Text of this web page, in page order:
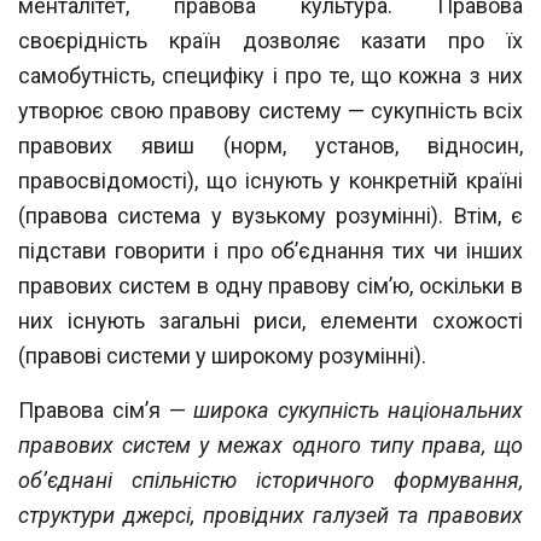
менталітет, правова культура. Правова
своєрідність країн дозволяє казати про їх
самобутність, специфіку і про те, що кожна з них
утворює свою правову систему — сукупність всіх
правових явиш (норм, установ, відносин,
правосвідомості), що існують у конкретній країні
(правова система у вузькому розумінні). Втім, є
підстави говорити і про об’єднаннятих чи інших
правових систем в одну правову сім’ю, оскільки в
них існують загальні риси, елементи схожості
(правові системи у широкому розумінні).
Правова сім’я —широка сукупність національних
правових систем у межах одного типу права, що
об’єднані спільністю історичного формування,
структури джерсі, провідних галузей та правових